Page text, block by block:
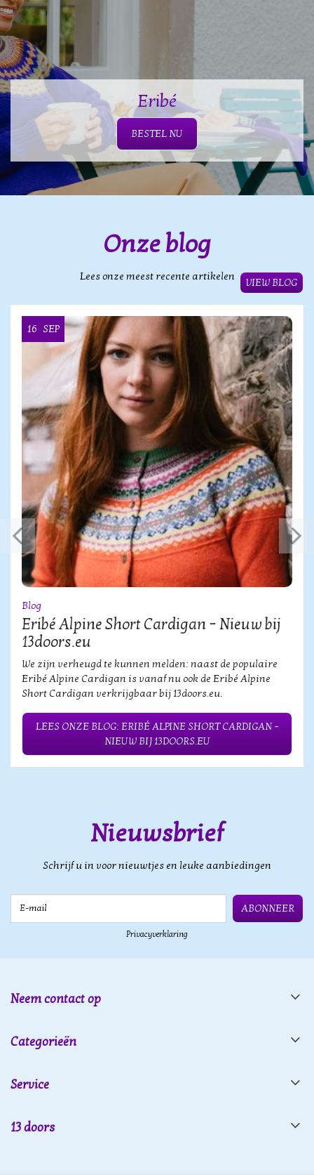
Eribé
BESTEL NU
Onze blog
Lees onze meest recente artikelen
VIEW BLOG
16 SEP
Blog
Eribé Alpine Short Cardigan – Nieuw bij
13doors.eu
We zijn verheugd te kunnen melden: naast de populaire
Eribé Alpine Cardigan is vanaf nu ook de Eribé Alpine
Short Cardigan verkrijgbaar bij 13doors.eu.
LEES ONZE BLOG: ERIBÉ ALPINE SHORT CARDIGAN –
NIEUW BIJ 13DOORS.EU
Nieuwsbrief
Schrijf u in voor nieuwtjes en leuke aanbiedingen
ABONNEER
Privacyverklaring
Neem contact op
Categorieën
Service
13 doors